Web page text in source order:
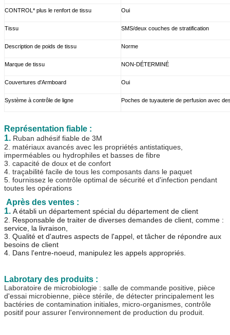
CONTROL* plus le renfort de tissu Oui
Tissu SMS/deux couches de stratification
Description de poids de tissu Norme
Marque de tissu NON-DÉTERMINÉ
Couvertures d'Armboard Oui
Système à contrôle de ligne Poches de tuyauterie de perfusion avec
Représentation fiable :
1. Ruban adhésif fiable de 3M
2. matériaux avancés avec les propriétés antistatiques,
imperméables ou hydrophiles et basses de fibre
3. capacité de doux et de confort
4. traçabilité facile de tous les composants dans le paquet
5. fournissez le contrôle optimal de sécurité et d'infection pendant
toutes les opérations
Après des ventes :
1. A établi un département spécial du département de client
2. Responsable de traiter de diverses demandes de client, comme :
service, la livraison,
3. Qualité et d'autres aspects de l'appel, et tâcher de répondre aux
besoins de client
4. Dans l'entre-noeud, manipulez les appels appropriés.
Labrotary des produits :
Laboratoire de microbiologie : salle de commande positive, pièce
d'essai microbienne, pièce stérile, de détecter principalement les
bactéries de contamination initiales, micro-organismes, contrôle
positif pour assurer l'environnement de production du produit.